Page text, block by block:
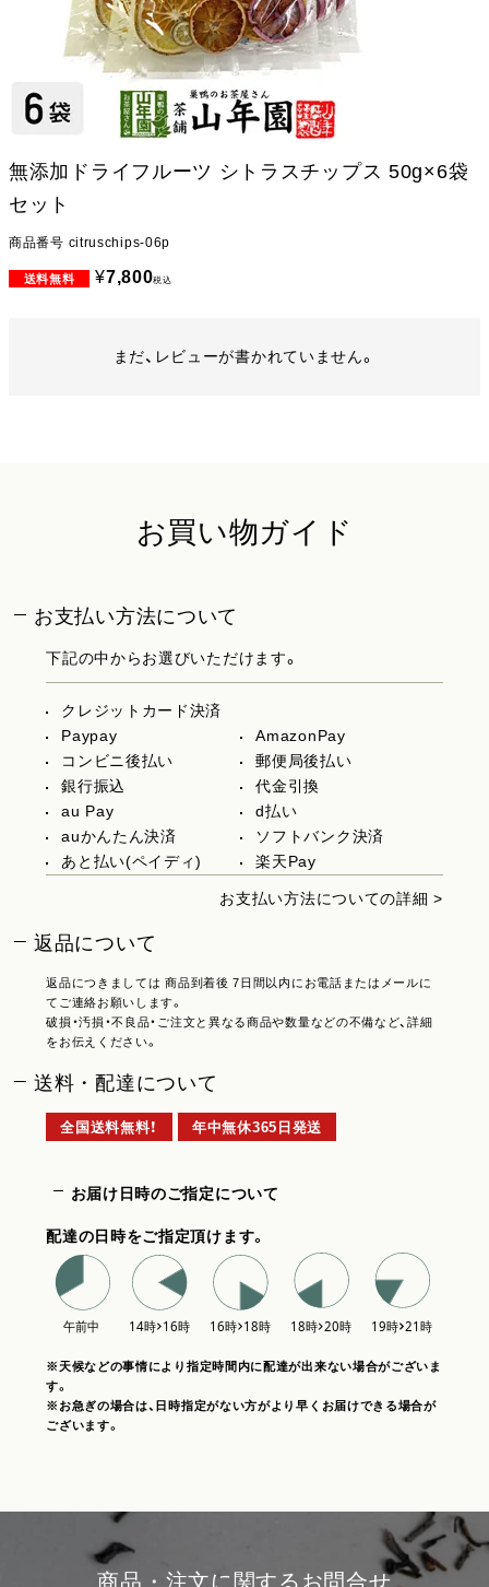
無添加ドライフルーツ シトラスチップス 50g×6袋
セット
商品番号 citruschips-06p
¥7,800税込
まだ、レビューが書かれていません。
お買い物ガイド
お支払い方法について
下記の中からお選びいただけます。
クレジットカード決済
Paypay
AmazonPay
コンビニ後払い
郵便局後払い
銀行振込
代金引換
au Pay
d払い
auかんたん決済
ソフトバンク決済
あと払い(ペイディ)
楽天Pay
お支払い方法についての詳細 >
返品について
返品につきましては 商品到着後 7日間以内にお電話またはメールに
てご連絡お願いします。
破損・汚損・不良品・ご注文と異なる商品や数量などの不備など、詳細
をお伝えください。
送料・配達について
全国送料無料！ 年中無休365日発送
お届け日時のご指定について
配達の日時をご指定頂けます。
※天候などの事情により指定時間内に配達が出来ない場合がございま
す。
※お急ぎの場合は、日時指定がない方がより早くお届けできる場合が
ございます。
商品・注文に関するお問合せ